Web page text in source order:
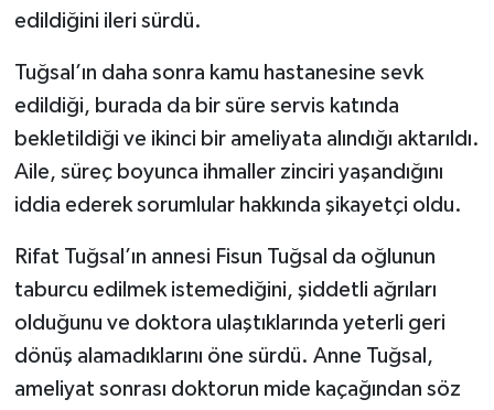
edildiğini ileri sürdü.
Tuğsal’ın daha sonra kamu hastanesine sevk
edildiği, burada da bir süre servis katında
bekletildiği ve ikinci bir ameliyata alındığı aktarıldı.
Aile, süreç boyunca ihmaller zinciri yaşandığını
iddia ederek sorumlular hakkında şikayetçi oldu.
Rifat Tuğsal’ın annesi Fisun Tuğsal da oğlunun
taburcu edilmek istemediğini, şiddetli ağrıları
olduğunu ve doktora ulaştıklarında yeterli geri
dönüş alamadıklarını öne sürdü. Anne Tuğsal,
ameliyat sonrası doktorun mide kaçağından söz